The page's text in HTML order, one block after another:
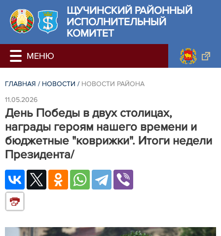
ЩУЧИНСКИЙ РАЙОННЫЙ
ИСПОЛНИТЕЛЬНЫЙ
КОМИТЕТ
ГЛАВНАЯ / НОВОСТИ / НОВОСТИ РАЙОНА
11.05.2026
День Победы в двух столицах,
награды героям нашего времени и
бюджетные "коврижки". Итоги недели
Президента/